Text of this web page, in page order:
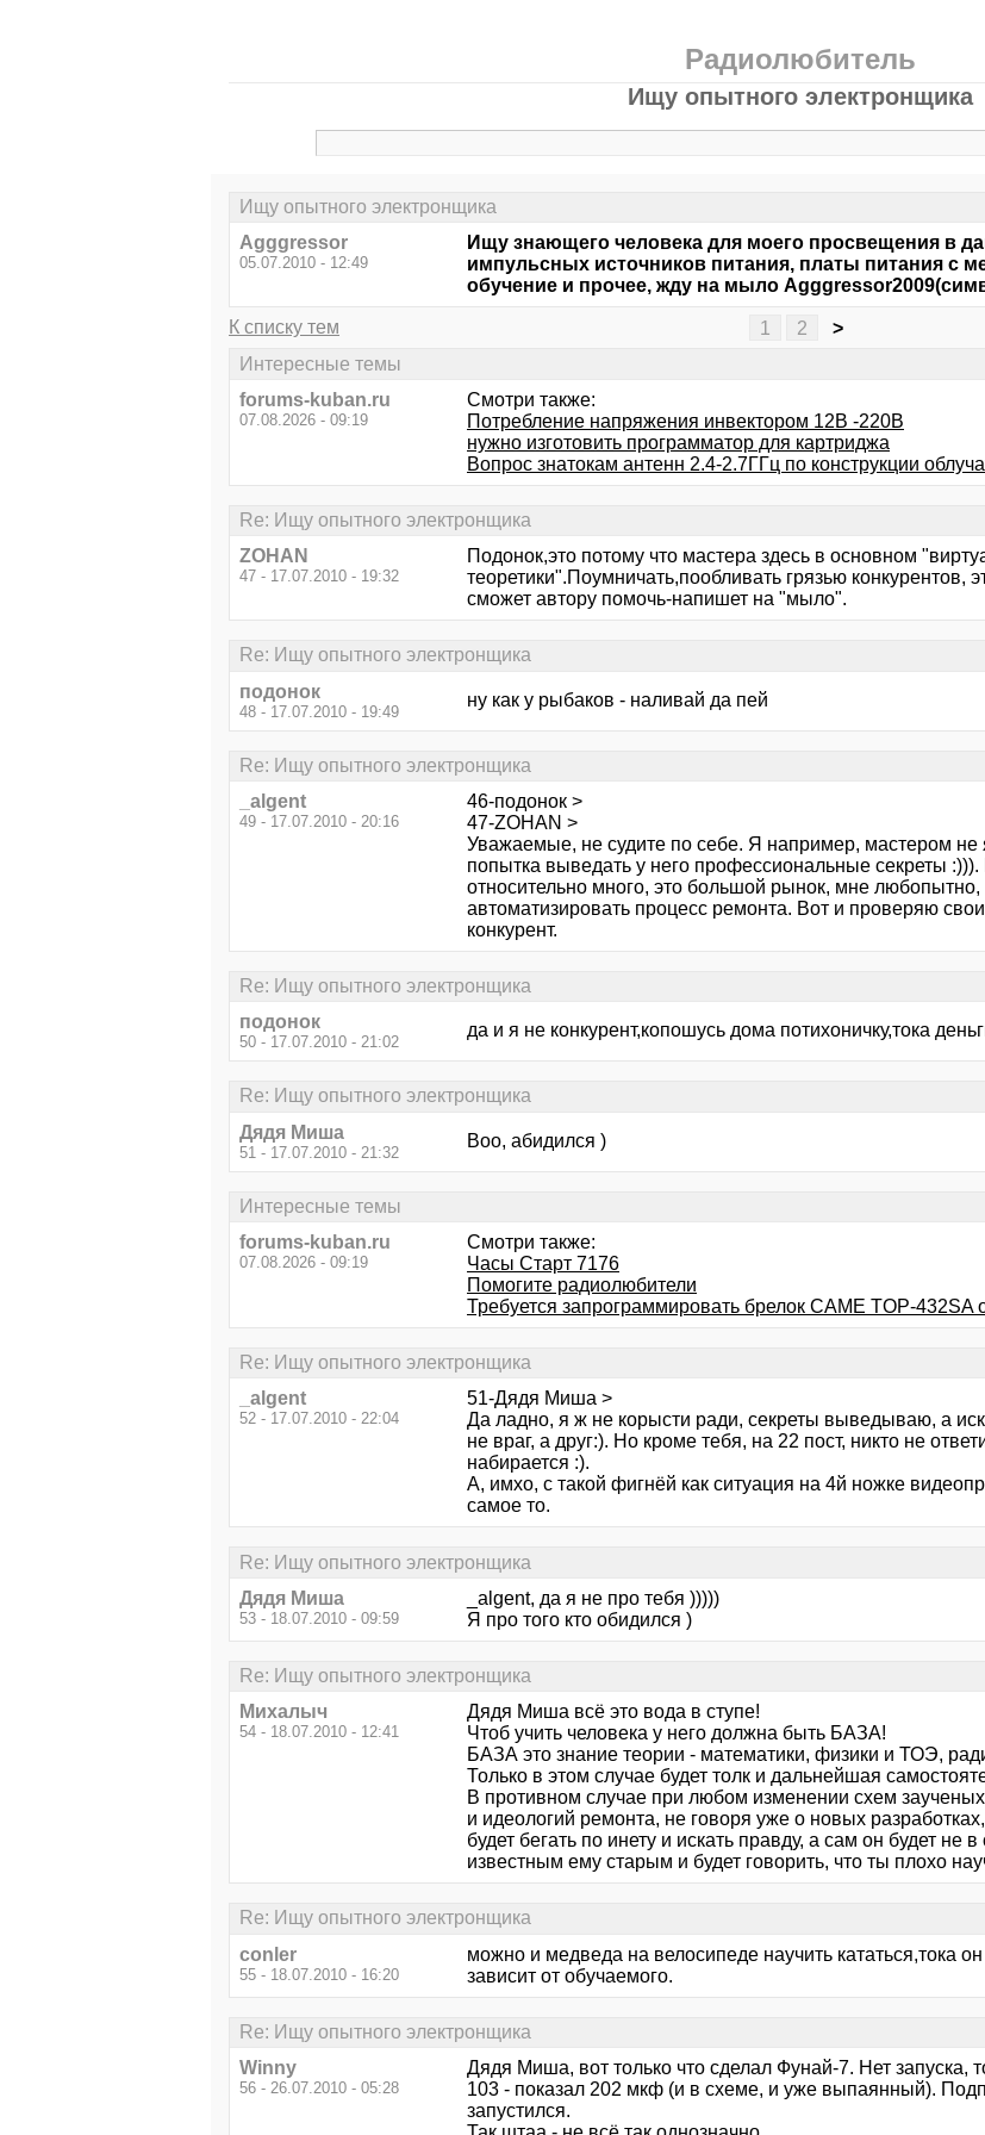
Радиолюбитель
Ищу опытного электронщика
Ищу опытного электронщика
Agggressor
05.07.2010 - 12:49
Ищу знающего человека для моего просвещения в
импульсных источников питания, платы питания с
обучение и прочее, жду на мыло
К списку тем 1 2 >
Интересные темы
forums-kuban.ru
07.08.2026 - 09:19
Смотри также:
Потребление напряжения инвектором 12В -220В
нужно изготовить программатор для картриджа
Вопрос знатокам антенн 2.4-2.7ГГц по конструкции
Re: Ищу опытного электронщика
ZOHAN
47 - 17.07.2010 - 19:32
Подонок,это потому что мастера здесь в основном
теоретики".Поумничать,пообливать грязью
сможет автору помочь-напишет на "мыло".
Re: Ищу опытного электронщика
подонок
48 - 17.07.2010 - 19:49
ну как у рыбаков - наливай да пей
Re: Ищу опытного электронщика
_algent
49 - 17.07.2010 - 20:16
46-подонок >
47-ZOHAN >
Уважаемые, не судите по себе. Я например, мастером
попытка выведать у него профессиональные секреты
относительно много, это большой рынок, мне любопытно,
автоматизировать процесс ремонта. Вот и проверяю
конкурент.
Re: Ищу опытного электронщика
подонок
50 - 17.07.2010 - 21:02
да и я не конкурент,копошусь дома потихоничку,тока
Re: Ищу опытного электронщика
Дядя Миша
51 - 17.07.2010 - 21:32
Воо, абидился )
Интересные темы
forums-kuban.ru
07.08.2026 - 09:19
Смотри также:
Часы Старт 7176
Помогите радиолюбители
Требуется запрограммировать брелок CAME TOP-432SA
Re: Ищу опытного электронщика
_algent
52 - 17.07.2010 - 22:04
51-Дядя Миша >
Да ладно, я ж не корысти ради, секреты выведываю, а
не враг, а друг:). Но кроме тебя, на 22 пост, никто не
набирается :).
А, имхо, с такой фигнёй как ситуация на 4й ножке
самое то.
Re: Ищу опытного электронщика
Дядя Миша
53 - 18.07.2010 - 09:59
_algent, да я не про тебя )))))
Я про того кто обидился )
Re: Ищу опытного электронщика
Михалыч
54 - 18.07.2010 - 12:41
Дядя Миша всё это вода в ступе!
Чтоб учить человека у него должна быть БАЗА!
БАЗА это знание теории - математики, физики и ТОЭ,
Только в этом случае будет толк и дальнейшая
В противном случае при любом изменении схем заученых
и идеологий ремонта, не говоря уже о новых
будет бегать по инету и искать правду, а сам он будет не
известным ему старым и будет говорить, что ты плохо
Re: Ищу опытного электронщика
conler
55 - 18.07.2010 - 16:20
можно и медведа на велосипеде научить кататься,тока
зависит от обучаемого.
Re: Ищу опытного электронщика
Winny
56 - 26.07.2010 - 05:28
Дядя Миша, вот только что сделал Фунай-7. Нет
103 - показал 202 мкф (и в схеме, и уже выпаянный).
запустился.